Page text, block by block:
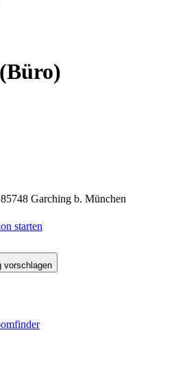
Garching b. München
starten
vorschlagen